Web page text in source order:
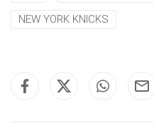
NEW YORK KNICKS